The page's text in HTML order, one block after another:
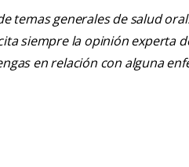
temas generales de salud
siempre la opinión experta
en relación con alguna